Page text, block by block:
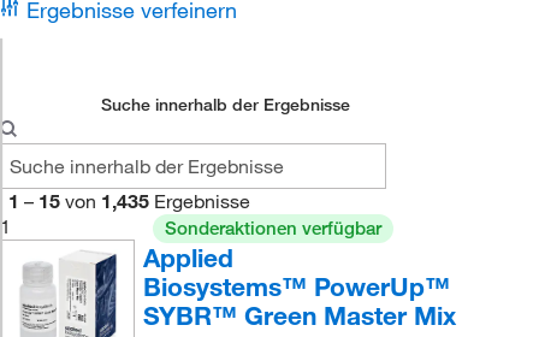
Ergebnisse verfeinern
Suche innerhalb der Ergebnisse
1 – 15 von 1,435 Ergebnisse
1
Sonderaktionen verfügbar
Applied
Biosystems™ PowerUp™
SYBR™ Green Master Mix